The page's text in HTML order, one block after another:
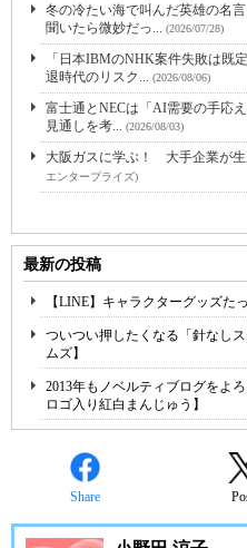
冬の冷たい海で叫んだ英雄の名
聞いたら微妙だっ... (2026/07/28)
「日本IBMのNHK案件失敗は
退時代のリスク... (2026/08/06)
富士通とNECは「AI需要の手応
見通しを考... (2026/08/03)
大阪ガスに学ぶ！ 大手企業が
エンタープライズ)
最新の投稿
【LINE】キャラクターグッズた
ついつい押したくなる「針なし
ムズ】
2013年もノベルティブログをよ
ロゴ入り紅白まんじゅう】
Share